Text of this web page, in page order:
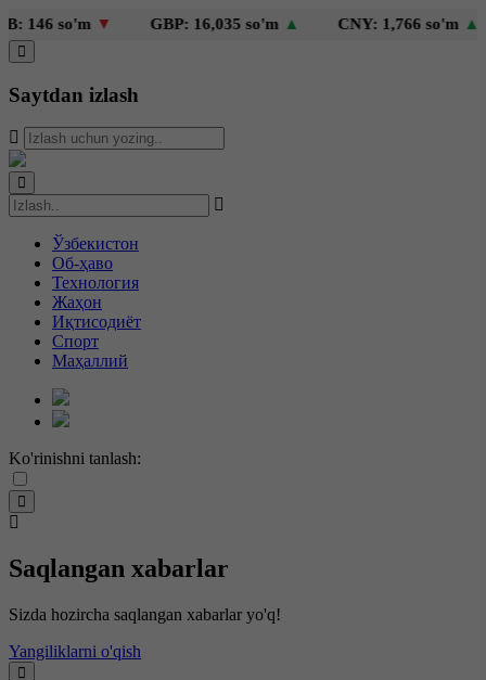
146 so'm▼ GBP: 16,035 so'm▲ CNY: 1,766 so'm▲
Saytdan izlash
Ўзбекистон
Об-ҳаво
Технология
Жаҳон
Иқтисодиёт
Спорт
Маҳаллий
Ko'rinishni tanlash:
Saqlangan xabarlar
Sizda hozircha saqlangan xabarlar yo'q!
Yangiliklarni o'qish